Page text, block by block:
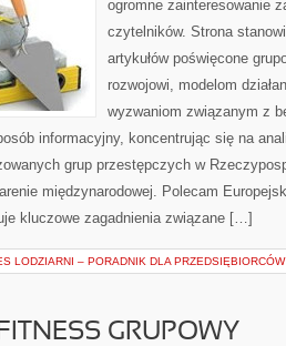
ogromne zainteresowanie
czytelników. Strona
artykułów poświęcone
rozwojowi, modelom
wyzwaniom związanym z
informacyjny, koncentrując się na
grup przestępczych w
międzynarodowej. Polecam
kluczowe zagadnienia związane […]
LODZIARNI – PORADNIK DLA PRZEDSIĘBIORCÓW
GRUPOWY